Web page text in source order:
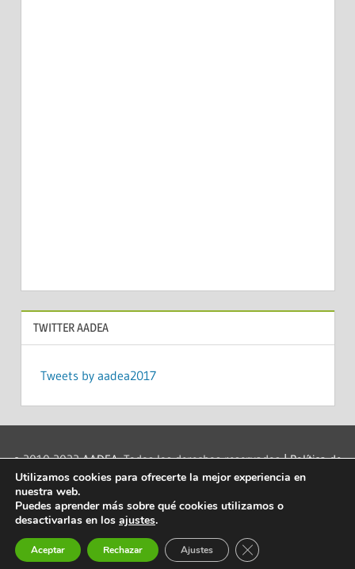
TWITTER AADEA
Tweets by aadea2017
© 2010-2022AADEA. Todos los derechos reservados| Política de
privacidad|Acerca de las cookies|Aviso legal|Contacto
info@aadea.es|
Mantenido porCapacitaenred.net
Investigación Científica
Utilizamos cookies para ofrecerte la mejor experiencia en
nuestra web.
Puedes aprender más sobre qué cookies utilizamos o
desactivarlas en los ajustes.
Aceptar Rechazar Ajustes Cerrar el banner de